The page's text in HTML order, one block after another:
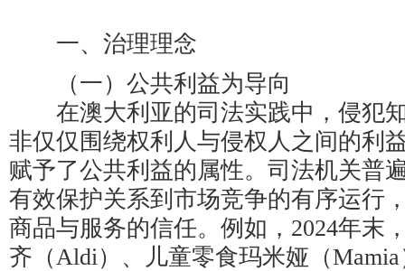
一、治理理念
（一）公共利益为导向
在澳大利亚的司法实践中，侵犯
非仅仅围绕权利人与侵权人之间的利
赋予了公共利益的属性。司法机关普
有效保护关系到市场竞争的有序运行
商品与服务的信任。例如，2024年末
齐（Aldi）、儿童零食玛米娅（